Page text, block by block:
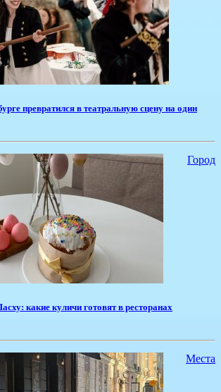
превратился в театральную сцену на один
Город
какие куличи готовят в ресторанах
Места